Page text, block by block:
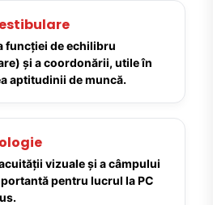
funcției de echilibru
și a coordonării, utile în
aptitudinii de muncă.
vizuale și a câmpului
pentru lucrul la PC